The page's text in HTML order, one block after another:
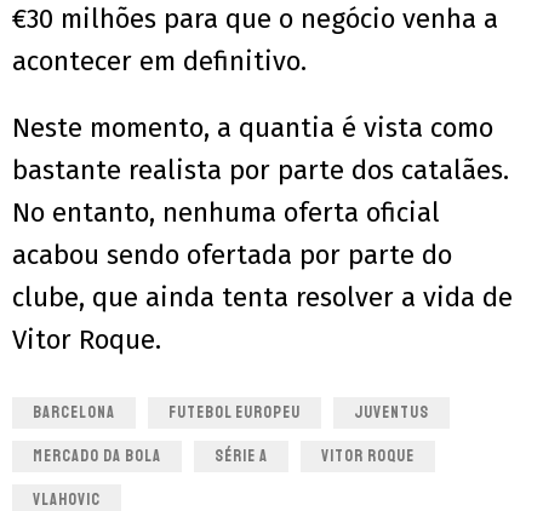
€30 milhões para que o negócio venha a
acontecer em definitivo.
Neste momento, a quantia é vista como
bastante realista por parte dos catalães.
No entanto, nenhuma oferta oficial
acabou sendo ofertada por parte do
clube, que ainda tenta resolver a vida de
Vitor Roque.
BARCELONA FUTEBOL EUROPEU JUVENTUS
MERCADO DA BOLA SÉRIE A VITOR ROQUE
VLAHOVIC